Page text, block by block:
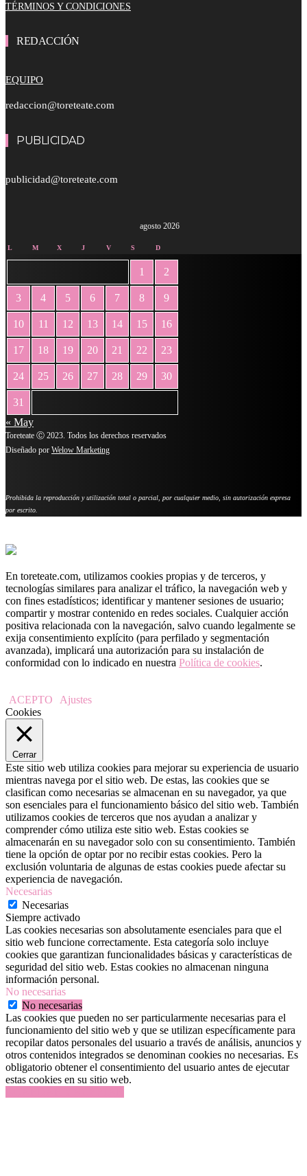
TÉRMINOS Y CONDICIONES
REDACCIÓN
EQUIPO
redaccion@toreteate.com
PUBLICIDAD
publicidad@toreteate.com
agosto 2026
L M X J V S D
1 2
3 4 5 6 7 8 9
10 11 12 13 14 15 16
17 18 19 20 21 22 23
24 25 26 27 28 29 30
31
« May
Toreteate Ⓒ 2023. Todos los derechos reservados
Diseñado por Welow Marketing
Prohibida la reproducción y utilización total o parcial, por cualquier medio, sin autorización expresa
por escrito.
En toreteate.com, utilizamos cookies propias y de terceros, y
tecnologías similares para analizar el tráfico, la navegación web y
con fines estadísticos; identificar y mantener sesiones de usuario;
compartir y mostrar contenido en redes sociales. Cualquier acción
positiva relacionada con la navegación, salvo cuando legalmente se
exija consentimiento explícito (para perfilado y segmentación
avanzada), implicará una autorización para su instalación de
conformidad con lo indicado en nuestra Política de cookies.
ACEPTO
Ajustes
Cookies
Cerrar
Este sitio web utiliza cookies para mejorar su experiencia de usuario
mientras navega por el sitio web. De estas, las cookies que se
clasifican como necesarias se almacenan en su navegador, ya que
son esenciales para el funcionamiento básico del sitio web. También
utilizamos cookies de terceros que nos ayudan a analizar y
comprender cómo utiliza este sitio web. Estas cookies se
almacenarán en su navegador solo con su consentimiento. También
tiene la opción de optar por no recibir estas cookies. Pero la
exclusión voluntaria de algunas de estas cookies puede afectar su
experiencia de navegación.
Necesarias
Necesarias
Siempre activado
Las cookies necesarias son absolutamente esenciales para que el
sitio web funcione correctamente. Esta categoría solo incluye
cookies que garantizan funcionalidades básicas y características de
seguridad del sitio web. Estas cookies no almacenan ninguna
información personal.
No necesarias
No necesarias
Las cookies que pueden no ser particularmente necesarias para el
funcionamiento del sitio web y que se utilizan específicamente para
recopilar datos personales del usuario a través de análisis, anuncios y
otros contenidos integrados se denominan cookies no necesarias. Es
obligatorio obtener el consentimiento del usuario antes de ejecutar
estas cookies en su sitio web.